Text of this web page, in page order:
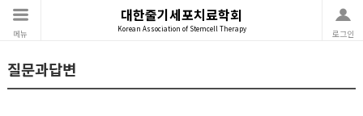
메뉴
대한줄기세포치료학회
Korean Association of Stemcell Therapy 로그인
질문과답변